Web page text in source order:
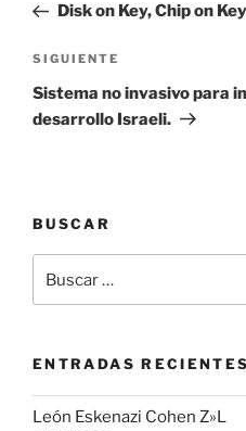
entradas
anterior:
Disk on Key, Chip on
Siguiente
entrada
SIGUIENTE
Sistema no invasivo para
desarrollo Israeli.
BUSCAR
por:
ENTRADAS RECIENTES
León Eskenazi Cohen Z»L